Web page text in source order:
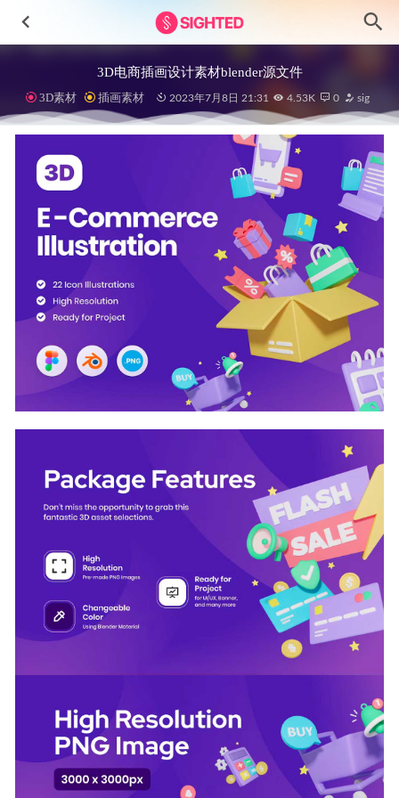
3D电商插画设计素材blender源文件
3D素材 插画素材 2023年7月8日 21:31 4.53K 0 sig
Hapnezz短视频app ui设计 .fig素材 2022-09-11
SHOPPAY成套电商app ui设计 .fig素材
2022-05-28
21个移动APP 404页面设计源文件
2020-12-04
2023-08-05
MYFURNITURE-3D家具图标、插画素材 2023-07-05